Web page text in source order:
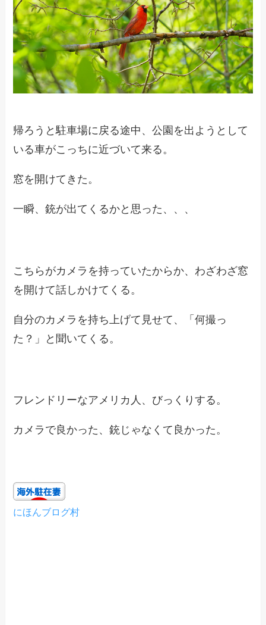
帰ろうと駐車場に戻る途中、公園を出ようとして
いる車がこっちに近づいて来る。
窓を開けてきた。
一瞬、銃が出てくるかと思った、、、
こちらがカメラを持っていたからか、わざわざ窓
を開けて話しかけてくる。
自分のカメラを持ち上げて見せて、「何撮っ
た？」と聞いてくる。
フレンドリーなアメリカ人、びっくりする。
カメラで良かった、銃じゃなくて良かった。
にほんブログ村